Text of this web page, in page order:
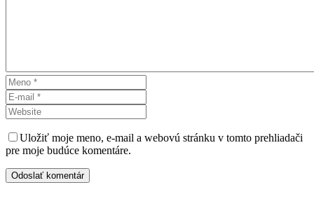
Uložiť moje meno, e-mail a webovú stránku v tomto prehliadači
pre moje budúce komentáre.
Odoslať komentár